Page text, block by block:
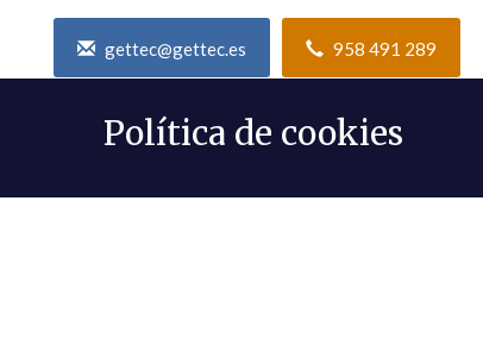
gettec@gettec.es 958 491 289
Política de cookies